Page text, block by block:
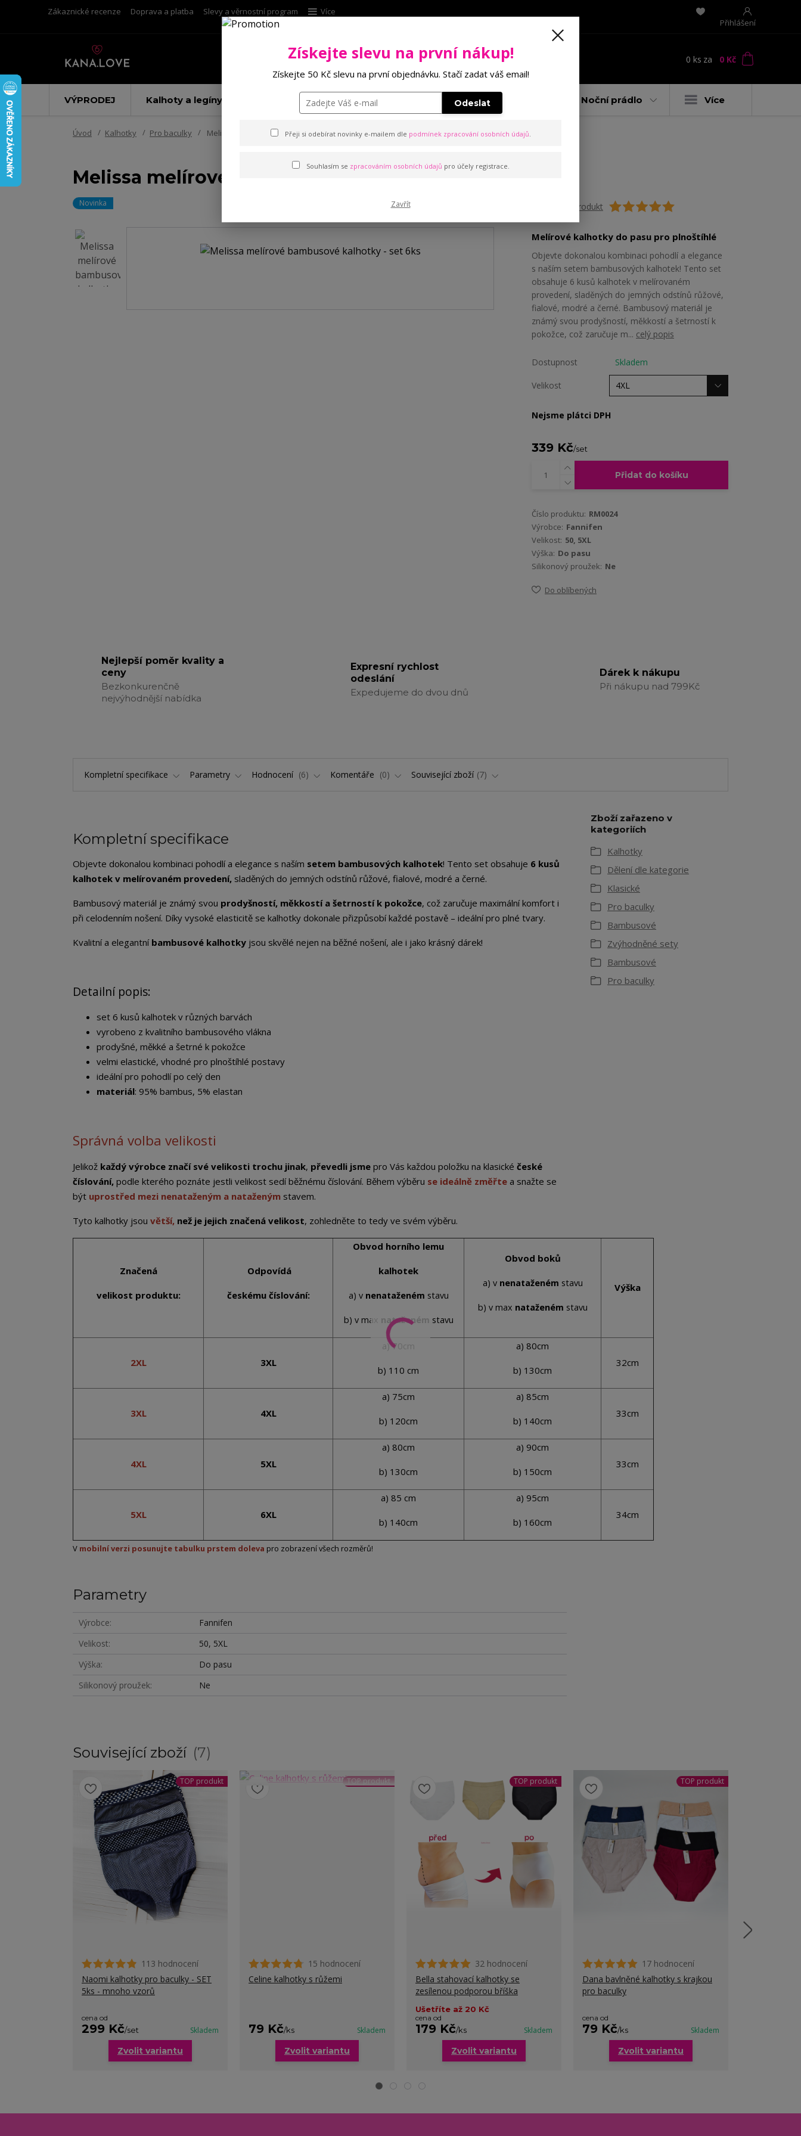
Zákaznické recenze Doprava a platba Slevy a věrnostní program
Více
Přihlášení
Hledat 0 ks za 0 Kč
VÝPRODEJ Kalhoty a legíny Punčochové zboží Podprsenky Noční prádlo Více
Úvod Kalhotky Pro baculky Melissa melírové bambusové kalhotky - set 6ks
Melissa melírové bambusové kalhotky - set 6ks
Novinka Ohodnotit produkt
Melírové kalhotky do pasu pro plnoštíhlé
Objevte dokonalou kombinaci pohodlí a elegance
s naším setem bambusových kalhotek! Tento set
obsahuje 6 kusů kalhotek v melírovaném
provedení, sladěných do jemných odstínů růžové,
fialové, modré a černé. Bambusový materiál je
známý svou prodyšností, měkkostí a šetrností k
pokožce, což zaručuje m... celý popis
Dostupnost Skladem
Velikost
Nejsme plátci DPH
339 Kč/set
Přidat do košíku
Číslo produktu: RM0024
Výrobce: Fannifen
Velikost: 50, 5XL
Výška: Do pasu
Silikonový proužek: Ne
Do oblíbených
Nejlepší poměr kvality a
ceny
Bezkonkurenčně
nejvýhodnější nabídka
Expresní rychlost
odeslání
Expedujeme do dvou dnů
Dárek k nákupu
Při nákupu nad 799Kč
Kompletní specifikace Parametry Hodnocení 6 Komentáře 0 Související zboží 7
Kompletní specifikace
Objevte dokonalou kombinaci pohodlí a elegance s naším setem bambusových kalhotek! Tento set obsahuje 6 kusů
kalhotek v melírovaném provedení, sladěných do jemných odstínů růžové, fialové, modré a černé.
Bambusový materiál je známý svou prodyšností, měkkostí a šetrností k pokožce, což zaručuje maximální komfort i
při celodenním nošení. Díky vysoké elasticitě se kalhotky dokonale přizpůsobí každé postavě – ideální pro plné tvary.
Kvalitní a elegantní bambusové kalhotky jsou skvělé nejen na běžné nošení, ale i jako krásný dárek!
Detailní popis:
set 6 kusů kalhotek v různých barvách
vyrobeno z kvalitního bambusového vlákna
prodyšné, měkké a šetrné k pokožce
velmi elastické, vhodné pro plnoštíhlé postavy
ideální pro pohodlí po celý den
materiál: 95% bambus, 5% elastan
Správná volba velikosti
Jelikož každý výrobce značí své velikosti trochu jinak, převedli jsme pro Vás každou položku na klasické české
číslování, podle kterého poznáte jestli velikost sedí běžnému číslování. Během výběru se ideálně změřte a snažte se
být uprostřed mezi nenataženým a nataženým stavem.
Tyto kalhotky jsou větší, než je jejich značená velikost, zohledněte to tedy ve svém výběru.
Značená
velikost produktu:
Odpovídá
českému číslování:
Obvod horního lemu
kalhotek
a) v nenataženém stavu
b) v max nataženém stavu
Obvod boků
a) v nenataženém stavu
b) v max nataženém stavu
Výška
2XL 3XL
a) 70cm
b) 110 cm
a) 80cm
b) 130cm
32cm
3XL 4XL
a) 75cm
b) 120cm
a) 85cm
b) 140cm
33cm
4XL 5XL
a) 80cm
b) 130cm
a) 90cm
b) 150cm
33cm
5XL 6XL
a) 85 cm
b) 140cm
a) 95cm
b) 160cm
34cm
V mobilní verzi posunujte tabulku prstem doleva pro zobrazení všech rozměrů!
Parametry
Výrobce
Fannifen
Velikost
50, 5XL
Výška
Do pasu
Silikonový proužek
Ne
Zboží zařazeno v
kategoriích
Kalhotky
Dělení dle kategorie
Klasické
Pro baculky
Bambusové
Zvýhodněné sety
Bambusové
Pro baculky
Související zboží 7
TOP produkt
113 hodnocení
Naomi kalhotky pro baculky - SET
5ks - mnoho vzorů
cena od
299 Kč/set Skladem
Zvolit variantu
TOP produkt
15 hodnocení
Celine kalhotky s růžemi
79 Kč/ks Skladem
Zvolit variantu
TOP produkt
32 hodnocení
Bella stahovací kalhotky se
zesílenou podporou bříška
Ušetříte až 20 Kč
cena od
179 Kč/ks Skladem
Zvolit variantu
TOP produkt
17 hodnocení
Dana bavlněné kalhotky s krajkou
pro baculky
cena od
79 Kč/ks Skladem
Zvolit variantu
Získejte slevu na první nákup!
Získejte 50 Kč slevu na první objednávku. Stačí zadat váš email!
Odeslat
Přeji si odebírat novinky e-mailem dle podmínek zpracování osobních údajů.
Souhlasím se zpracováním osobních údajů pro účely registrace.
Zavřít